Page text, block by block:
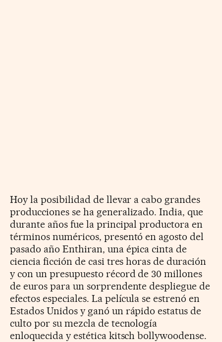
Hoy la posibilidad de llevar a cabo grandes
producciones se ha generalizado. India, que
durante años fue la principal productora en
términos numéricos, presentó en agosto del
pasado año Enthiran, una épica cinta de
ciencia ficción de casi tres horas de duración
y con un presupuesto récord de 30 millones
de euros para un sorprendente despliegue de
efectos especiales. La película se estrenó en
Estados Unidos y ganó un rápido estatus de
culto por su mezcla de tecnología
enloquecida y estética kitsch bollywoodense.